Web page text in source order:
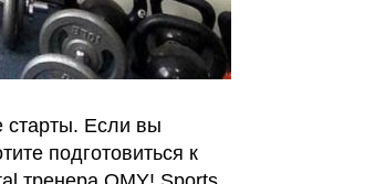
старты. Если вы
подготовиться к